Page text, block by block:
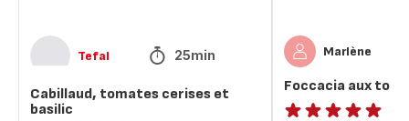
Tefal 25min
Cabillaud, tomates cerises et
basilic
Marlène
Foccacia aux